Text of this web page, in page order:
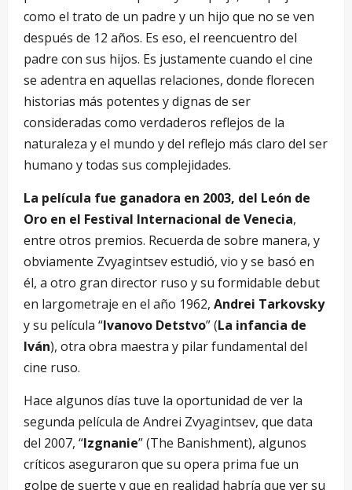
como el trato de un padre y un hijo que no se ven
después de 12 años. Es eso, el reencuentro del
padre con sus hijos. Es justamente cuando el cine
se adentra en aquellas relaciones, donde florecen
historias más potentes y dignas de ser
consideradas como verdaderos reflejos de la
naturaleza y el mundo y del reflejo más claro del ser
humano y todas sus complejidades.
La película fue ganadora en 2003, del León de
Oro en el Festival Internacional de Venecia,
entre otros premios. Recuerda de sobre manera, y
obviamente Zvyagintsev estudió, vio y se basó en
él, a otro gran director ruso y su formidable debut
en largometraje en el año 1962, Andrei Tarkovsky
y su película “Ivanovo Detstvo” (La infancia de
Iván), otra obra maestra y pilar fundamental del
cine ruso.
Hace algunos días tuve la oportunidad de ver la
segunda película de Andrei Zvyagintsev, que data
del 2007, “Izgnanie” (The Banishment), algunos
críticos aseguraron que su opera prima fue un
golpe de suerte y que en realidad habría que ver su